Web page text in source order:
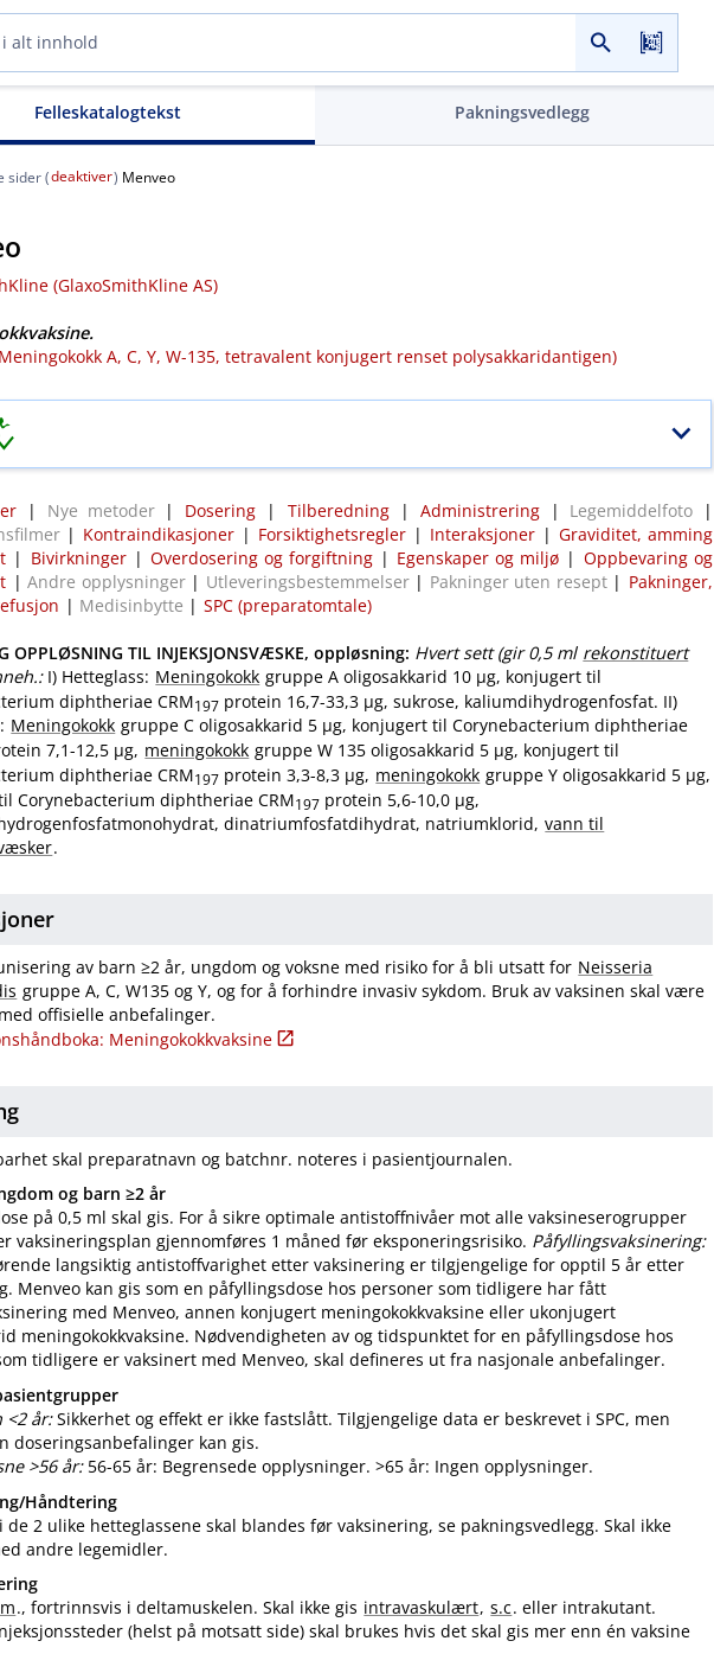
Felleskatalogtekst Pakningsvedlegg
sider (deaktiver) Menveo
(GlaxoSmithKline AS)
A, C, Y, W-135, tetravalent konjugert renset polysakkaridantigen)
| Nye metoder| Dosering | Tilberedning | Administrering | Legemiddelfoto |
| Kontraindikasjoner | Forsiktighetsregler | Interaksjoner | Graviditet, amming
| Bivirkninger | Overdosering og forgiftning | Egenskaper og miljø | Oppbevaring og
|Andre opplysninger| Utleveringsbestemmelser| Pakninger uten resept| Pakninger,
| Medisinbytte | SPC (preparatomtale)
OPPLØSNING TIL INJEKSJONSVÆSKE, oppløsning: Hvert sett (gir 0,5 ml rekonstituert
I) Hetteglass: Meningokokk gruppe A oligosakkarid 10 µg, konjugert til
diphtheriae CRM197 protein 16,7-33,3 µg, sukrose, kaliumdihydrogenfosfat. II)
Meningokokk gruppe C oligosakkarid 5 µg, konjugert til Corynebacterium diphtheriae
7,1-12,5 µg, meningokokk gruppe W 135 oligosakkarid 5 µg, konjugert til
diphtheriae CRM197 protein 3,3-8,3 µg, meningokokk gruppe Y oligosakkarid 5 µg,
Corynebacterium diphtheriae CRM197 protein 5,6-10,0 µg,
dinatriumfosfatdihydrat, natriumklorid, vann til
.
av barn ≥2 år, ungdom og voksne med risiko for å bli utsatt for Neisseria
gruppe A, C, W135 og Y, og for å forhindre invasiv sykdom. Bruk av vaksinen skal være
offisielle anbefalinger.
Meningokokkvaksine
skal preparatnavn og batchnr. noteres i pasientjournalen.
og barn ≥2 år
på 0,5 ml skal gis. For å sikre optimale antistoffnivåer mot alle vaksineserogrupper
vaksineringsplan gjennomføres 1 måned før eksponeringsrisiko. Påfyllingsvaksinering:
langsiktig antistoffvarighet etter vaksinering er tilgjengelige for opptil 5 år etter
Menveo kan gis som en påfyllingsdose hos personer som tidligere har fått
med Menveo, annen konjugert meningokokkvaksine eller ukonjugert
meningokokkvaksine. Nødvendigheten av og tidspunktet for en påfyllingsdose hos
tidligere er vaksinert med Menveo, skal defineres ut fra nasjonale anbefalinger.
<2 år:Sikkerhet og effekt er ikke fastslått. Tilgjengelige data er beskrevet i SPC, men
doseringsanbefalinger kan gis.
>56 år:56-65 år: Begrensede opplysninger. >65 år: Ingen opplysninger.
​Håndtering
de 2 ulike hetteglassene skal blandes før vaksinering, se pakningsvedlegg. Skal ikke
andre legemidler.
., fortrinnsvis i deltamuskelen. Skal ikke gis intravaskulært, s.c. eller intrakutant.
(helst på motsatt side) skal brukes hvis det skal gis mer enn én vaksine